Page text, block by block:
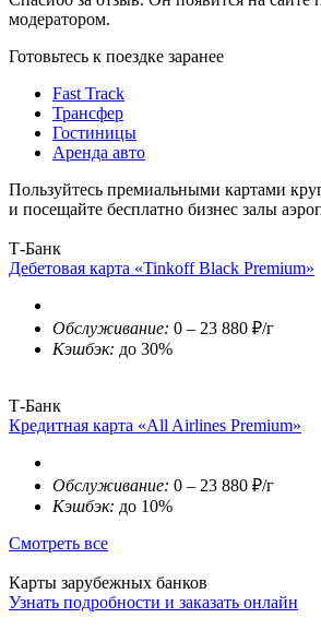
модератором.
Готовьтесь к поездке заранее
Fast Track
Трансфер
Гостиницы
Аренда авто
Пользуйтесь премиальными картами
и посещайте бесплатно бизнес залы
Т-Банк
Дебетовая карта «Tinkoff Black Premium»
Обслуживание: 0 – 23 880 ₽/г
Кэшбэк: до 30%
Т-Банк
Кредитная карта «All Airlines Premium»
Обслуживание: 0 – 23 880 ₽/г
Кэшбэк: до 10%
Смотреть все
Карты зарубежных банков
Узнать подробности и заказать онлайн